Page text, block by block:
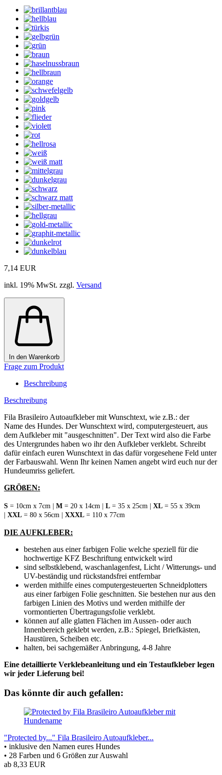
7,14 EUR
inkl. 19% MwSt. zzgl. Versand
In den Warenkorb
Frage zum Produkt
Beschreibung
Beschreibung
Fila Brasileiro Autoaufkleber mit Wunschtext, wie z.B.: der
Name des Hundes. Der Wunschtext wird, computergesteuert, aus
dem Aufkleber mit "ausgeschnitten". Der Text wird also die Farbe
des Untergrundes haben wo ihr den Aufkleber verklebt. Schreibt
dafür einfach euren Wunschtext in das dafür vorgesehene Feld unter
der Farbauswahl. Wenn Ihr keinen Namen angebt wird euch nur der
Hundeumriss geliefert.
GRÖßEN:
S = 10cm x 7cm | M = 20 x 14cm | L = 35 x 25cm | XL = 55 x 39cm
XXL = 80 x 56cm | XXXL = 110 x 77cm
DIE AUFKLEBER:
bestehen aus einer farbigen Folie welche speziell für die
hochwertige KFZ Beschriftung entwickelt wird
sind selbstklebend, waschanlagenfest, Licht / Witterungs- und
UV-beständig und rückstandsfrei entfernbar
werden mithilfe eines computergesteuerten Schneidplotters
aus einer farbigen Folie geschnitten. Sie bestehen nur aus den
farbigen Linien des Motivs und werden mithilfe der
vormontierten Übertragungsfolie verklebt.
können auf alle glatten Flächen im Aussen- oder auch
Innenbereich geklebt werden, z.B.: Spiegel, Briefkästen,
Haustüren, Scheiben etc.
halten, bei sachgemäßer Anbringung, 4-8 Jahre
Eine detaillierte Verklebeanleitung und ein Testaufkleber legen
wir jeder Lieferung bei!
Das könnte dir auch gefallen:
"Protected by..." Fila Brasileiro Autoaufkleber...
• inklusive den Namen eures Hundes
• 28 Farben und 6 Größen zur Auswahl
ab 8,33 EUR